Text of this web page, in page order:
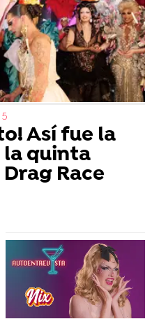
Así fue la
la quinta
Race